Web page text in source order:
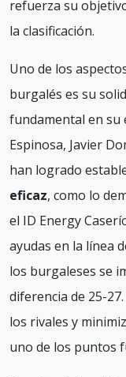
refuerza su
la clasificación.
Uno de los
burgalés es su
fundamental en su
Espinosa, Javier
han logrado
eficaz, como lo
el ID Energy
ayudas en la línea
los burgaleses se
diferencia de 25-
los rivales y
uno de los puntos